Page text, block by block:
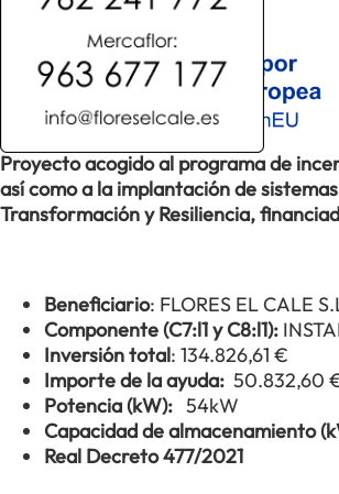
Proyecto acogido al programa de
así como a la implantación de
Transformación y Resiliencia,
Beneficiario: FLORES EL CALE
Componente (C7:l1 y C8:l1):
Inversión total: 134.826,61 €
Importe de la ayuda: 50.832,60
Potencia (kW): 54kW
Capacidad de almacenamiento
Real Decreto 477/2021